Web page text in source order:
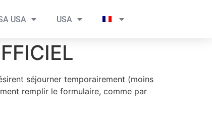
USA USA
séjourner temporairement (moins
remplir le formulaire, comme par